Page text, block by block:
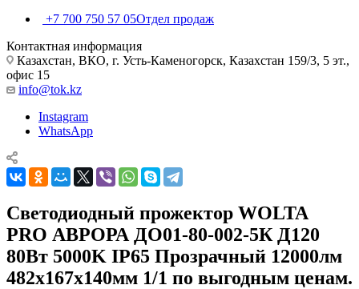
+7 700 750 57 05Отдел продаж
Контактная информация
Казахстан, ВКО, г. Усть-Каменогорск, Казахстан 159/3, 5 эт.,
офис 15
info@tok.kz
Instagram
WhatsApp
Светодиодный прожектор WOLTA
PRO АВРОРА ДО01-80-002-5К Д120
80Вт 5000K IP65 Прозрачный 12000лм
482х167х140мм 1/1 по выгодным ценам.